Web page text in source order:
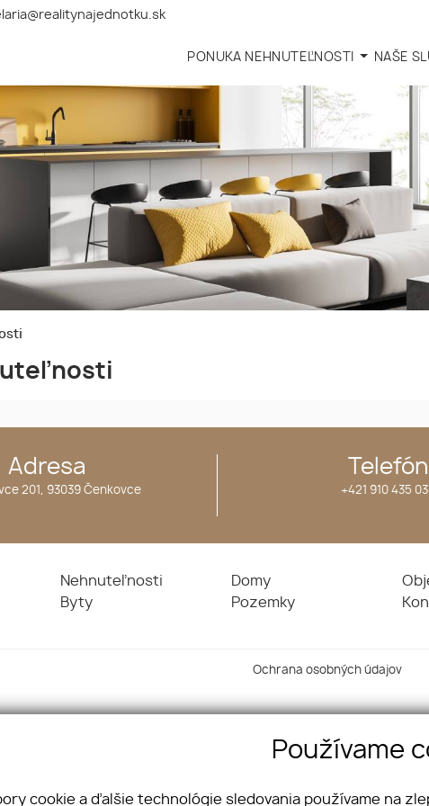
PONUKA NEHNUTEĽNOSTI NAŠE
Adresa
201, 93039 Čenkovce
Telefón
+421 910 435
Nehnuteľnosti
Byty
Domy
Pozemky
Ochrana osobných údajov
Používame
cookie a ďalšie technológie sledovania používame na